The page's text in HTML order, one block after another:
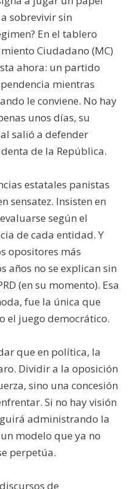
sobrevivir sin
En el tablero
Ciudadano (MC)
ahora: un partido
mientras
le conviene. No hay
unos días, su
salió a defender
de la República.
estatales panistas
sensatez. Insisten en
según el
de cada entidad. Y
opositores más
años no se explican sin
(en su momento). Esa
fue la única que
el juego democrático.
que en política, la
Dividir a la oposición
sino una concesión
Si no hay visión
administrando la
modelo que ya no
perpetúa.
de